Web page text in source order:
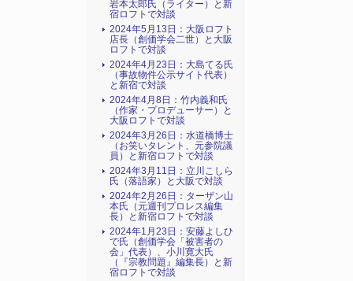
岩本太郎氏（ライター）と新
宿ロフトで対談
2024年5月13日：大阪ロフト
店長（創価学会二世）と大阪
ロフトで対談
2024年4月23日：大島てる氏
（事故物件公示サイト代表）
と新宿で対談
2024年4月8日：竹内義和氏
（作家・プロデューサー）と
大阪ロフトで対談
2024年3月26日：水道橋博士
（お笑いタレント、元参院議
員）と新宿ロフトで対談
2024年3月11日：立川こしら
氏（落語家）と大阪で対談
2024年2月26日：ターザン山
本氏（元週刊プロレス編集
長）と新宿ロフトで対談
2024年1月23日：安藤よしひ
で氏（創価学会「被害者の
会」代表）、小川寛大氏
（『宗教問題』編集長）と新
宿ロフトで対談